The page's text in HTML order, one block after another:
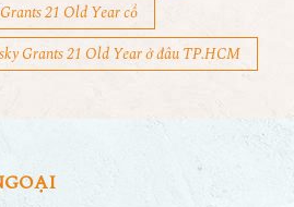
21 Old Year cổ
Grants 21 Old Year ở đâu TP.HCM